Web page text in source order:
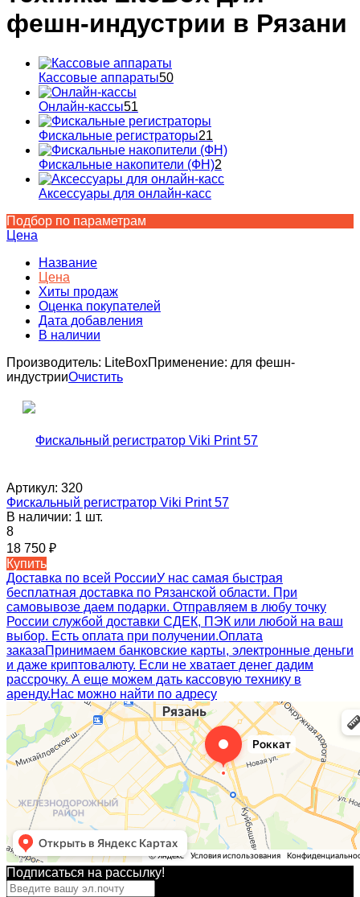
фешн-индустрии в Рязани
Кассовые аппараты50
Онлайн-кассы51
Фискальные регистраторы21
Фискальные накопители (ФН)2
Аксессуары для онлайн-касс
Подбор по параметрам
Цена
Название
Цена
Хиты продаж
Оценка покупателей
Дата добавления
В наличии
Производитель: LiteBoxПрименение: для фешн-
индустрииОчистить
Артикул: 320
Фискальный регистратор Viki Print 57
В наличии: 1 шт.
8
18 750 ₽
Купить
Доставка по всей РоссииУ нас самая быстрая
бесплатная доставка по Рязанской области. При
самовывозе даем подарки. Отправляем в любу точку
России службой доставки СДЕК, ПЭК или любой на ваш
выбор. Есть оплата при получении.Оплата
заказаПринимаем банковские карты, электронные деньги
и даже криптовалюту. Если не хватает денег дадим
рассрочку. А еще можем дать кассовую технику в
аренду.Нас можно найти по адресу
Подписаться на рассылкy!